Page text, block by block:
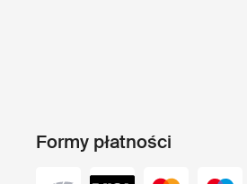
Formy płatności